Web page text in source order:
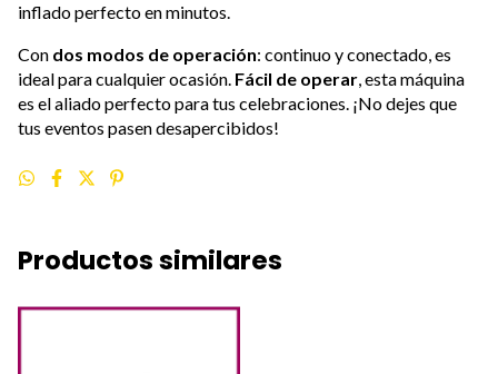
inflado perfecto en minutos.
Con dos modos de operación: continuo y conectado, es
ideal para cualquier ocasión. Fácil de operar, esta máquina
es el aliado perfecto para tus celebraciones. ¡No dejes que
tus eventos pasen desapercibidos!
Productos similares